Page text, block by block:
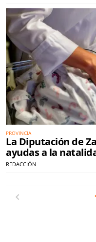
PROVINCIA
La Diputación de
ayudas a la
REDACCIÓN